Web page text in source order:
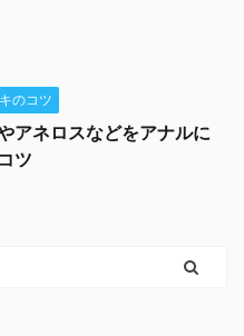
のコツ
アネロスなどをアナルに
ツ